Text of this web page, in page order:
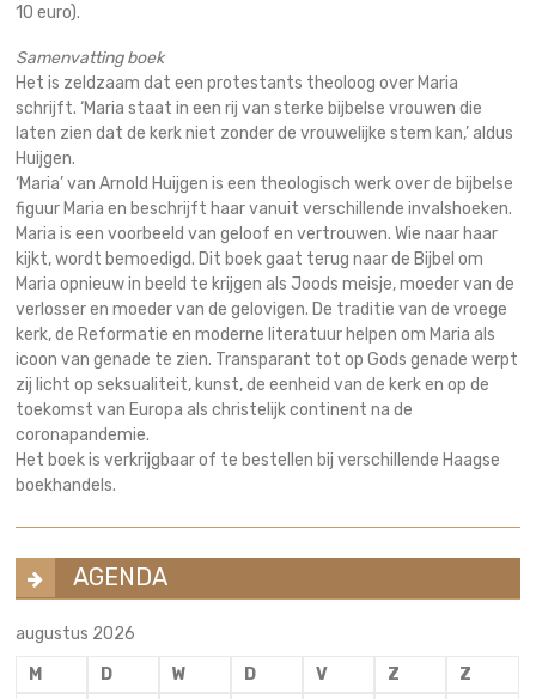
10 euro).
Samenvatting boek
Het is zeldzaam dat een protestants theoloog over Maria
schrijft. ‘Maria staat in een rij van sterke bijbelse vrouwen die
laten zien dat de kerk niet zonder de vrouwelijke stem kan,’ aldus
Huijgen.
‘Maria’ van Arnold Huijgen is een theologisch werk over de bijbelse
figuur Maria en beschrijft haar vanuit verschillende invalshoeken.
Maria is een voorbeeld van geloof en vertrouwen. Wie naar haar
kijkt, wordt bemoedigd. Dit boek gaat terug naar de Bijbel om
Maria opnieuw in beeld te krijgen als Joods meisje, moeder van de
verlosser en moeder van de gelovigen. De traditie van de vroege
kerk, de Reformatie en moderne literatuur helpen om Maria als
icoon van genade te zien. Transparant tot op Gods genade werpt
zij licht op seksualiteit, kunst, de eenheid van de kerk en op de
toekomst van Europa als christelijk continent na de
coronapandemie.
Het boek is verkrijgbaar of te bestellen bij verschillende Haagse
boekhandels.
AGENDA
augustus 2026
M
D W D V Z
Z